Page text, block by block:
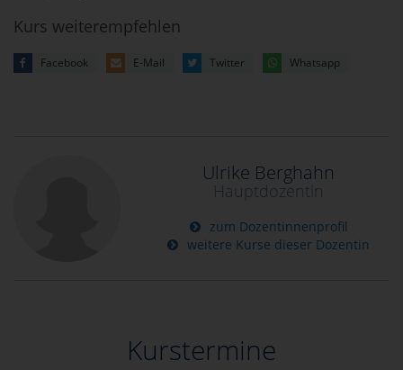
Kurs weiterempfehlen
Facebook E-Mail Twitter Whatsapp
Ulrike Berghahn
Hauptdozentin
zum Dozentinnenprofil
weitere Kurse dieser Dozentin
Kurstermine